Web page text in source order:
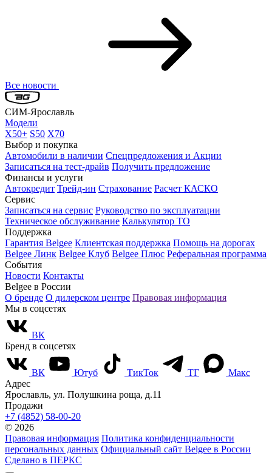
Все новости
СИМ-Ярославль
Модели
X50+ S50 X70
Выбор и покупка
Автомобили в наличии Спецпредложения и Акции
Записаться на тест-драйв Получить предложение
Финансы и услуги
Автокредит Трейд-ин Страхование Расчет КАСКО
Сервис
Записаться на сервис Руководство по эксплуатации
Техническое обслуживание Калькулятор ТО
Поддержка
Гарантия Belgee Клиентская поддержка Помощь на дорогах
Belgee Линк Belgee Клуб Belgee Плюс Реферальная программа
События
Новости Контакты
Belgee в России
О бренде О дилерском центре Правовая информация
Мы в соцсетях
ВК
Бренд в соцсетях
ВК Ютуб ТикТок ТГ
Макс
Адрес
Ярославль, ул. Полушкина роща, д.11
Продажи
+7 (4852) 58-00-20
© 2026
Правовая информация Политика конфиденциальности
персональных данных Официальный сайт Belgee в России
Сделано в ПЕРКС